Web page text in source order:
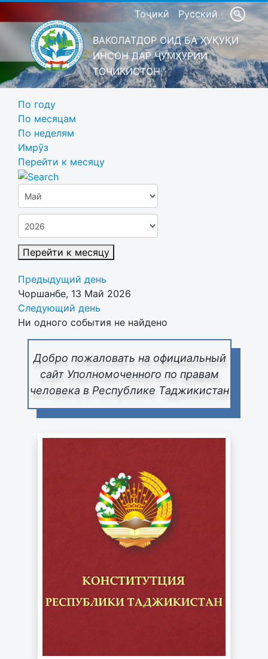
Тоҷикӣ Русский
ВАКОЛАТДОР ОИД БА ҲУҚУҚИ
ИНСОН ДАР ҶУМҲУРИИ
ТОҶИКИСТОН
Добро пожаловать на официальный
сайт Уполномоченного по правам
человека в Республике Таджикистан
По году
По месяцам
По неделям
Имрӯз
Перейти к месяцу
Перейти к месяцу
Предыдущий день
Чоршанбе, 13 Май 2026
Следующий день
Ни одного события не найдено